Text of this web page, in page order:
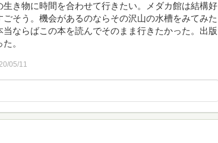
き物に時間を合わせて行きたい。メダカ館は結構好
そう。機会があるのならその沢山の水槽をみてみた
ならばこの本を読んでそのまま行きたかった。出版
。
05/11